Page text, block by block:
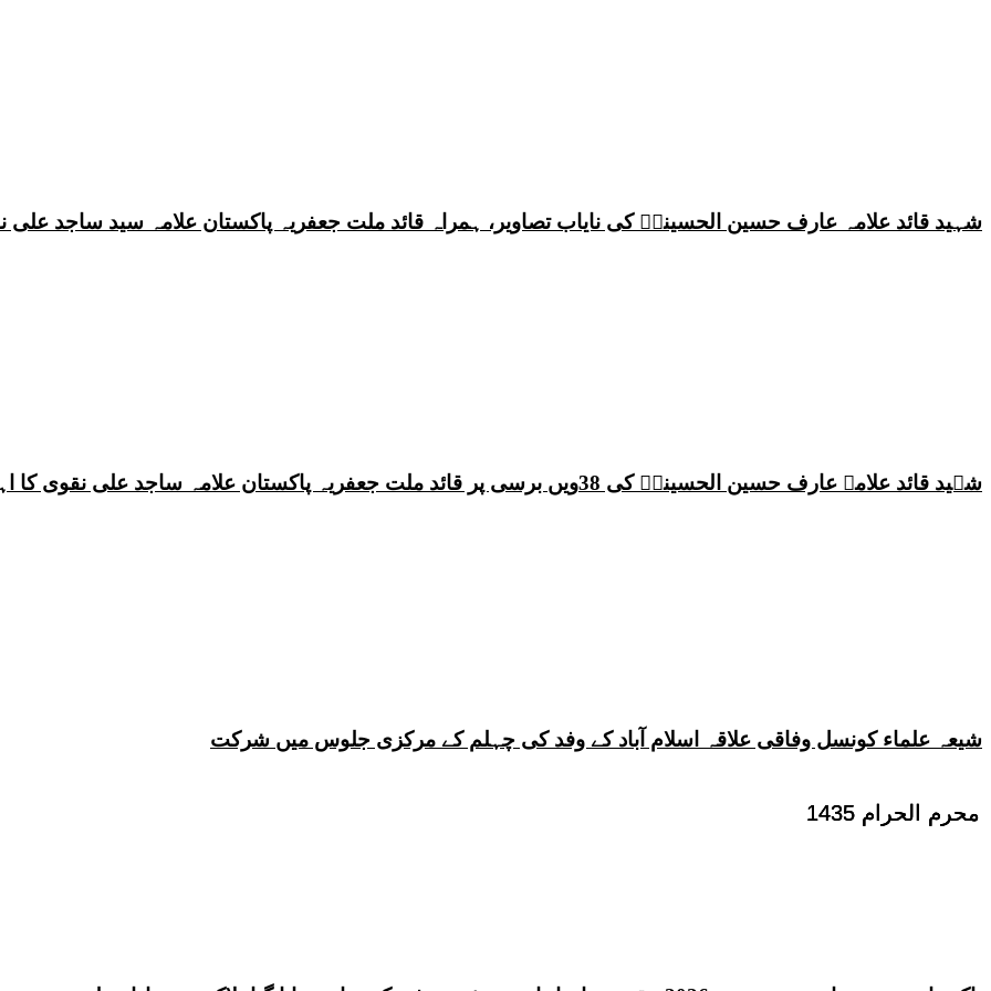
محرم الحرام 1435
محرم الحرام 1435
محرم الحرام 1435
شہید قائد علامہ عارف حسین الحسینیؒ کی نایاب تصاویر، ہمراہ قائد ملت جعفریہ پاکستان علامہ سید ساجد علی
شہید قائد علامہ عارف حسین الحسینیؒ کی 38ویں برسی پر قائد ملت جعفریہ پاکستان علامہ ساجد علی نقوی کا اہم پیغام
شیعہ علماء کونسل وفاقی علاقہ اسلام آباد کے وفد کی چہلم کے مرکزی جلوس میں شرکت